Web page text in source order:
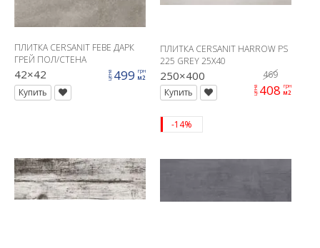
ПЛИТКА CERSANIT FEBE ДАРК
ГРЕЙ ПОЛ/СТЕНА
42×42 цена 499 грн
м2
Купить
ПЛИТКА CERSANIT HARROW PS
225 GREY 25X40
250×400
469
Купить
цена 408 грн
м2
-14%